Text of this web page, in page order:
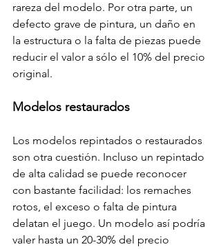
rareza del modelo. Por otra parte, un
defecto grave de pintura, un daño en
la estructura o la falta de piezas puede
reducir el valor a sólo el 10% del precio
original.
Modelos restaurados
Los modelos repintados o restaurados
son otra cuestión. Incluso un repintado
de alta calidad se puede reconocer
con bastante facilidad: los remaches
rotos, el exceso o falta de pintura
delatan el juego. Un modelo así podría
valer hasta un 20-30% del precio